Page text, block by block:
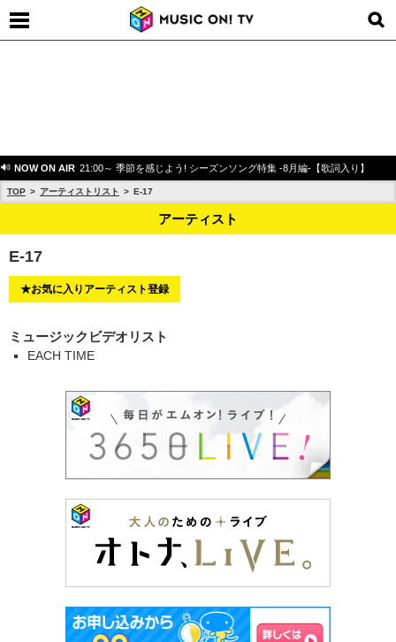
NOW ON AIR 21:00～ 季節を感じよう! シーズンソング特集 -8月編-【歌詞入り】
TOP アーティストリスト E-17
アーティスト
E-17
★お気に入りアーティスト登録
ミュージックビデオリスト
EACH TIME